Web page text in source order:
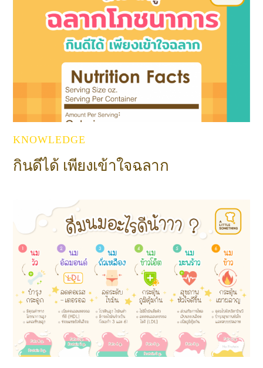
KNOWLEDGE
กินดีได้ เพียงเข้าใจฉลาก